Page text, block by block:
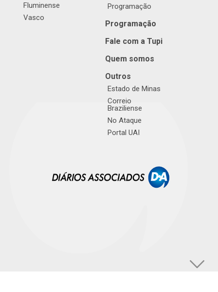
Fluminense
Vasco
Programação
Programação
Fale com a Tupi
Quem somos
Outros
Estado de Minas
Correio
Braziliense
No Ataque
Portal UAI